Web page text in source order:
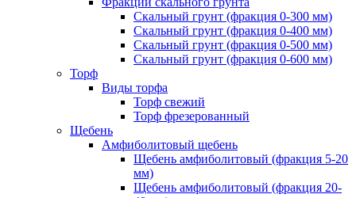
Скальный грунт (фракция 0-300 мм)
Скальный грунт (фракция 0-400 мм)
Скальный грунт (фракция 0-500 мм)
Скальный грунт (фракция 0-600 мм)
Торф
Виды торфа
Торф свежий
Торф фрезерованный
Щебень
Амфиболитовый щебень
Щебень амфиболитовый (фракция 5-20
мм)
Щебень амфиболитовый (фракция 20-